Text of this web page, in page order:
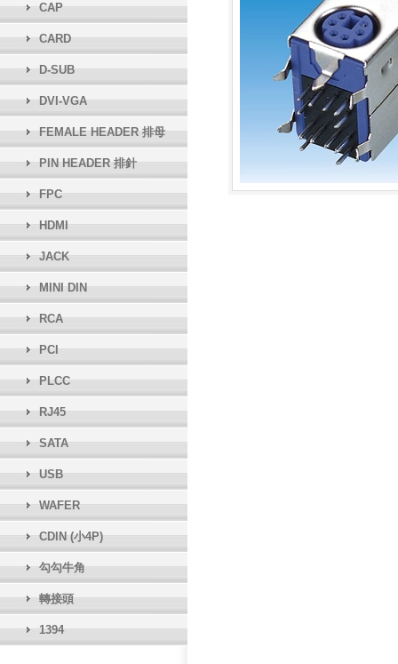
CAP
CARD
D-SUB
DVI-VGA
FEMALE HEADER 排母
PIN HEADER 排針
FPC
HDMI
JACK
MINI DIN
RCA
PCI
PLCC
RJ45
SATA
USB
WAFER
CDIN (小4P)
勾勾牛角
轉接頭
1394